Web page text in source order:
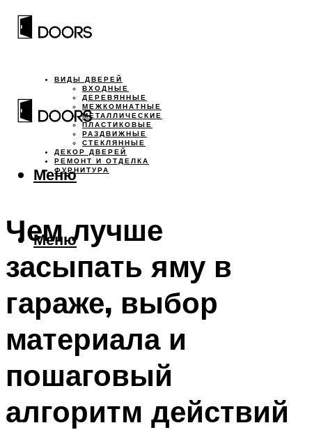
ВИДЫ ДВЕРЕЙ
ВХОДНЫЕ
ДЕРЕВЯННЫЕ
МЕЖКОМНАТНЫЕ
МЕТАЛЛИЧЕСКИЕ
ПЛАСТИКОВЫЕ
РАЗДВИЖНЫЕ
СТЕКЛЯННЫЕ
ДЕКОР ДВЕРЕЙ
РЕМОНТ И ОТДЕЛКА
ФУРНИТУРА
Меню
Меню
Чем лучше
засыпать яму в
гараже, выбор
материала и
пошаговый
алгоритм действий